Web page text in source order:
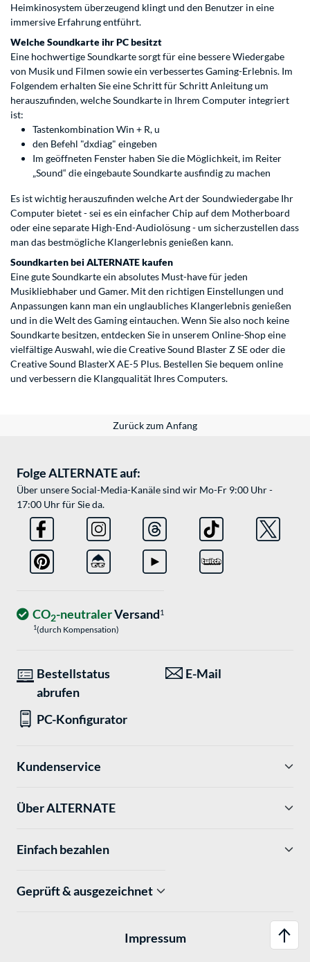
Heimkinosystem überzeugend klingt und den Benutzer in eine
immersive Erfahrung entführt.
Welche Soundkarte ihr PC besitzt
Eine hochwertige Soundkarte sorgt für eine bessere Wiedergabe
von Musik und Filmen sowie ein verbessertes Gaming-Erlebnis. Im
Folgendem erhalten Sie eine Schritt für Schritt Anleitung um
herauszufinden, welche Soundkarte in Ihrem Computer integriert
ist:
Tastenkombination Win + R, u
den Befehl "dxdiag" eingeben
Im geöffneten Fenster haben Sie die Möglichkeit, im Reiter
„Sound“ die eingebaute Soundkarte ausfindig zu machen
Es ist wichtig herauszufinden welche Art der Soundwiedergabe Ihr
Computer bietet - sei es ein einfacher Chip auf dem Motherboard
oder eine separate High-End-Audiolösung - um sicherzustellen dass
man das bestmögliche Klangerlebnis genießen kann.
Soundkarten bei ALTERNATE kaufen
Eine gute Soundkarte ein absolutes Must-have für jeden
Musikliebhaber und Gamer. Mit den richtigen Einstellungen und
Anpassungen kann man ein unglaubliches Klangerlebnis genießen
und in die Welt des Gaming eintauchen. Wenn Sie also noch keine
Soundkarte besitzen, entdecken Sie in unserem Online-Shop eine
vielfältige Auswahl, wie die Creative Sound Blaster Z SE oder die
Creative Sound BlasterX AE-5 Plus. Bestellen Sie bequem online
und verbessern die Klangqualität Ihres Computers.
Zurück zum Anfang
Folge ALTERNATE auf:
Über unsere Social-Media-Kanäle sind wir Mo-Fr 9:00 Uhr -
17:00 Uhr für Sie da.
CO2-neutralerVersand1
1(durch Kompensation)
Bestellstatus
abrufen
E-Mail
PC-Konfigurator
Kundenservice
Über ALTERNATE
Einfach bezahlen
Geprüft & ausgezeichnet
Impressum